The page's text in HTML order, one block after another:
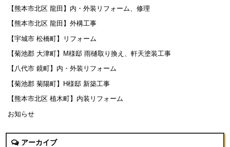
【熊本市北区 龍田】内・外装リフォーム、修理
【熊本市北区 龍田】外構工事
【宇城市 松橋町】リフォーム
【菊池郡 大津町】M様邸 雨樋取り換え、軒天塗装工事
【八代市 鏡町】内・外装リフォーム
【菊池郡 菊陽町】H様邸 新築工事
【熊本市北区 植木町】内装リフォーム
お知らせ
アーカイブ